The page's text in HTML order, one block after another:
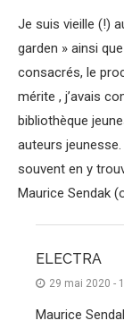
Je suis vieille (!)
garden » ainsi
consacrés, le
mérite , j’avais
bibliothèque
auteurs
souvent en y
Maurice Sendak
ELECTRA
29 mai 2020 -
Maurice